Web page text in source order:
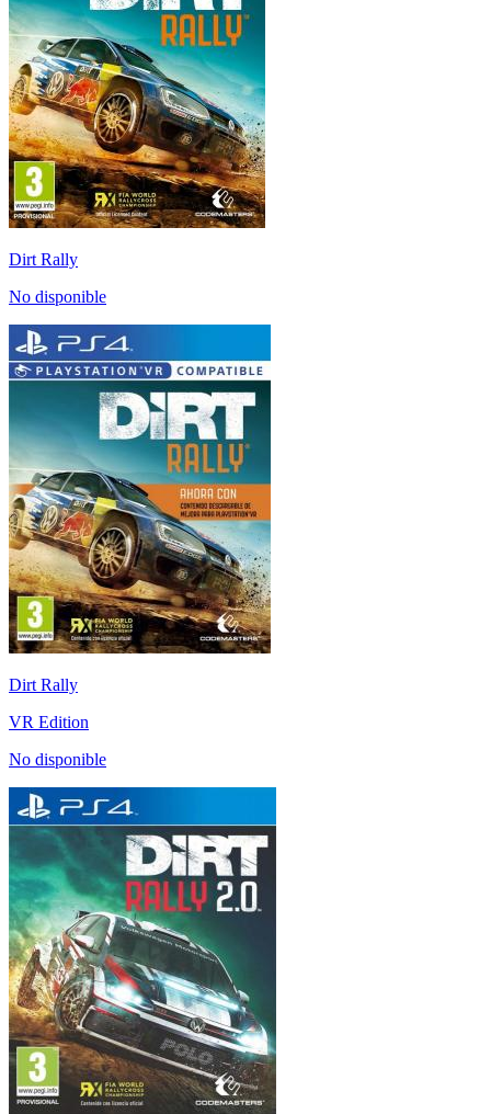
Dirt Rally
No disponible
Dirt Rally
VR Edition
No disponible